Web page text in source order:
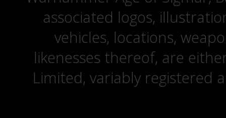
associated logos,
vehicles, locations,
likenesses thereof, are
Limited, variably registered